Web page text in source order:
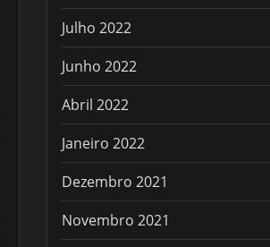
Julho 2022
Junho 2022
Abril 2022
Janeiro 2022
Dezembro 2021
Novembro 2021